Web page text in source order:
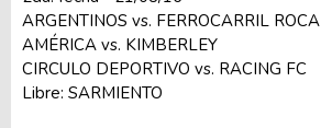
ARGENTINOS vs. FERROCARRIL ROCA
AMÉRICA vs. KIMBERLEY
CIRCULO DEPORTIVO vs. RACING FC
Libre: SARMIENTO